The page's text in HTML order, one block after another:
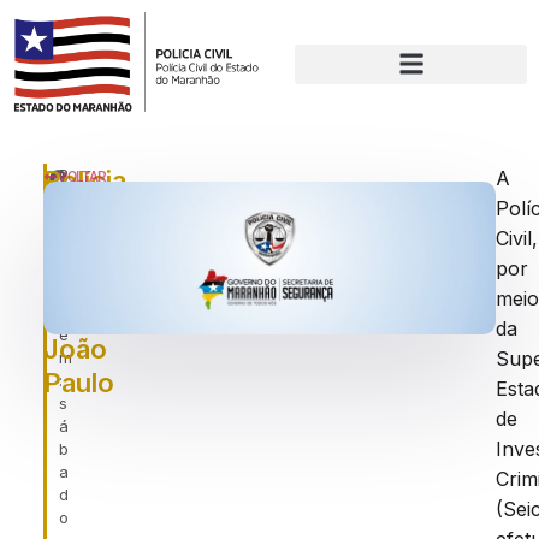
P
e
m
:
s
á
b
a
d
o
Polícia
João
Paulo
VOLTAR
A
Civil,
por
meio
da
de